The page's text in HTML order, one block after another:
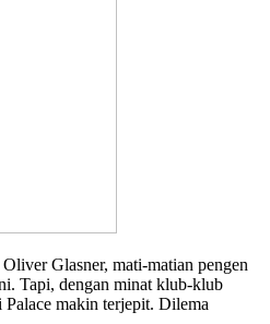
Glasner, mati-matian pengen
Tapi, dengan minat klub-klub
Palace makin terjepit. Dilema